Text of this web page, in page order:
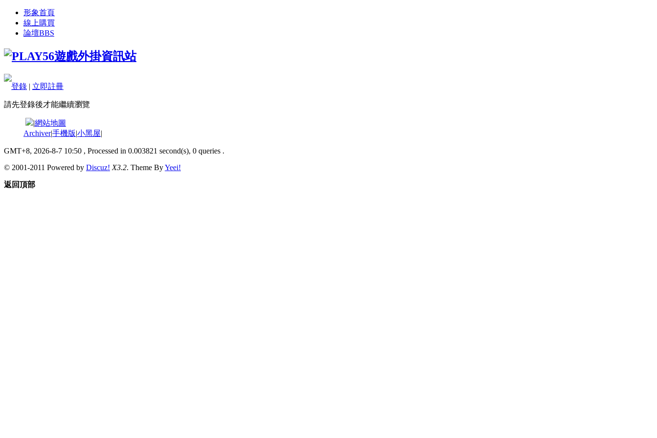
形象首頁
線上購買
論壇BBS
登錄 | 立即註冊
請先登錄後才能繼續瀏覽
|網站地圖
Archiver|手機版|小黑屋|
GMT+8, 2026-8-7 10:50 , Processed in 0.003821 second(s), 0 queries .
© 2001-2011 Powered by Discuz! X3.2. Theme ByYeei!
返回頂部